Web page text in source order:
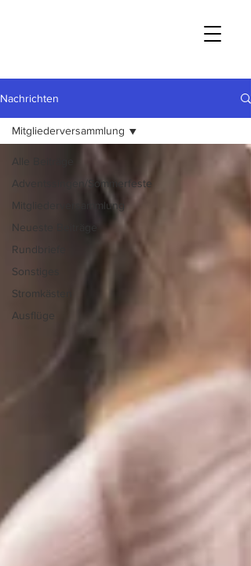
Nachrichten
Alle Beiträge
Adventssingen/Sommerfeste
Mitgliederversammlung
Neueste Beiträge
Rundbriefe
Sonstiges
Stromkästen
Ausflüge
Mitgliederversammlung